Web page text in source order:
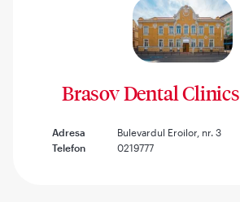
Brasov Dental Clinics
Adresa
Bulevardul Eroilor, nr. 3
Telefon
0219777